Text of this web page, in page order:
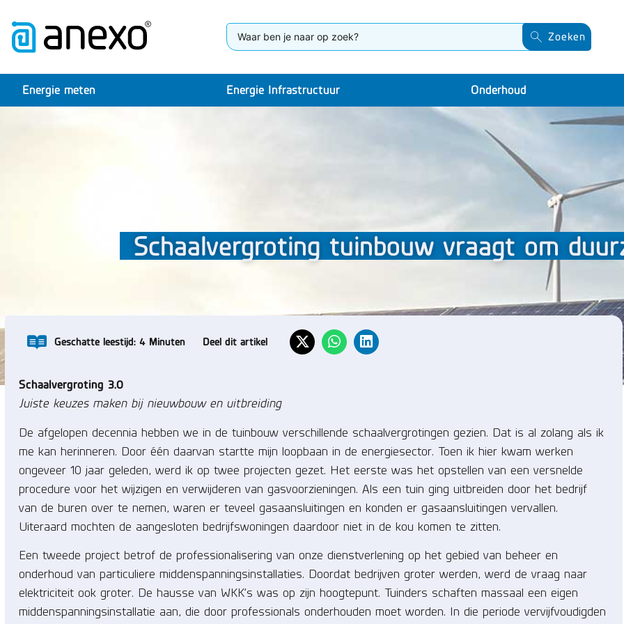
Zoeken
Energie meten Energie Infrastructuur Onderhoud
Schaalvergroting tuinbouw vraagt om
Geschatte leestijd: 4 Minuten Deel dit artikel
Schaalvergroting 3.0
Juiste keuzes maken bij nieuwbouw en uitbreiding
De afgelopen decennia hebben we in de tuinbouw verschillende schaalvergrotingen gezien. Dat is al zolang als ik
me kan herinneren. Door één daarvan startte mijn loopbaan in de energiesector. Toen ik hier kwam werken
ongeveer 10 jaar geleden, werd ik op twee projecten gezet. Het eerste was het opstellen van een versnelde
procedure voor het wijzigen en verwijderen van gasvoorzieningen. Als een tuin ging uitbreiden door het bedrijf
van de buren over te nemen, waren er teveel gasaansluitingen en konden er gasaansluitingen vervallen.
Uiteraard mochten de aangesloten bedrijfswoningen daardoor niet in de kou komen te zitten.
Een tweede project betrof de professionalisering van onze dienstverlening op het gebied van beheer en
onderhoud van particuliere middenspanningsinstallaties. Doordat bedrijven groter werden, werd de vraag naar
elektriciteit ook groter. De hausse van WKK’s was op zijn hoogtepunt. Tuinders schaften massaal een eigen
middenspanningsinstallatie aan, die door professionals onderhouden moet worden. In die periode vervijfvoudigden